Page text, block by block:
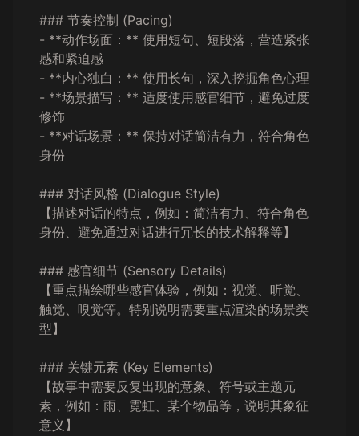
### 节奏控制 (Pacing)
- **动作场面：** 使用短句、短段落，营造紧张
感和紧迫感
- **内心独白：** 使用长句，深入挖掘角色心理
- **场景描写：** 适度使用感官细节，避免过度
修饰
- **对话场景：** 保持对话简洁有力，符合角色
身份
### 对话风格 (Dialogue Style)
【描述对话的特点，例如：简洁有力、符合角色
身份、避免通过对话进行冗长的技术解释等】
### 感官细节 (Sensory Details)
【重点描绘哪些感官体验，例如：视觉、听觉、
触觉、嗅觉等。特别说明需要重点渲染的场景类
型】
### 关键元素 (Key Elements)
【故事中需要反复出现的意象、符号或主题元
素，例如：雨、霓虹、某个物品等，说明其象征
意义】